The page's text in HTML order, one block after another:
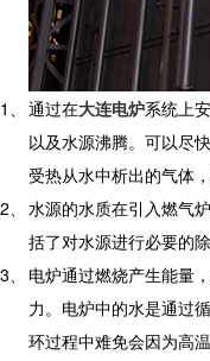
1、 通过在大连电炉系统上
以及水源沸腾。可以尽
受热从水中析出的气体
2、 水源的水质在引入燃气
括了对水源进行必要的
3、
电炉通过燃烧产生能量
力。电炉中的水是通过
环过程中难免会因为高